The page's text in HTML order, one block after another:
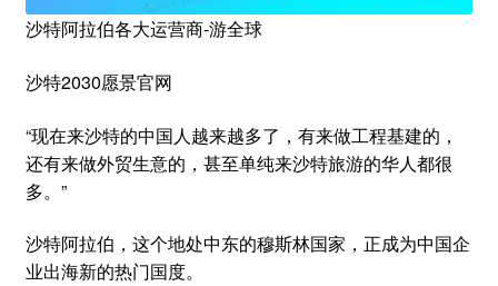
沙特阿拉伯各大运营商-游全球
沙特2030愿景官网
“现在来沙特的中国人越来越多了，有来做工程基建的，
还有来做外贸生意的，甚至单纯来沙特旅游的华人都很
多。”
沙特阿拉伯，这个地处中东的穆斯林国家，正成为中国企
业出海新的热门国度。